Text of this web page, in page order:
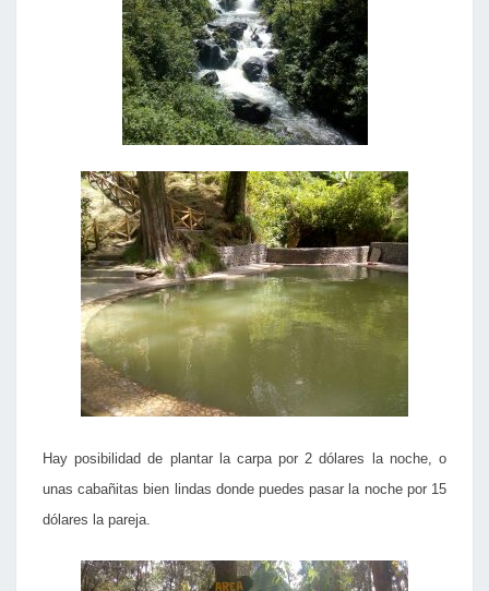
Hay posibilidad de plantar la carpa por 2 dólares la noche, o
unas cabañitas bien lindas donde puedes pasar la noche por 15
dólares la pareja.